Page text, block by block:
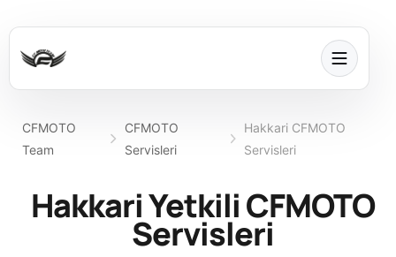
CFMOTO
Team
CFMOTO
Servisleri
Hakkari CFMOTO
Servisleri
Hakkari Yetkili CFMOTO
Servisleri